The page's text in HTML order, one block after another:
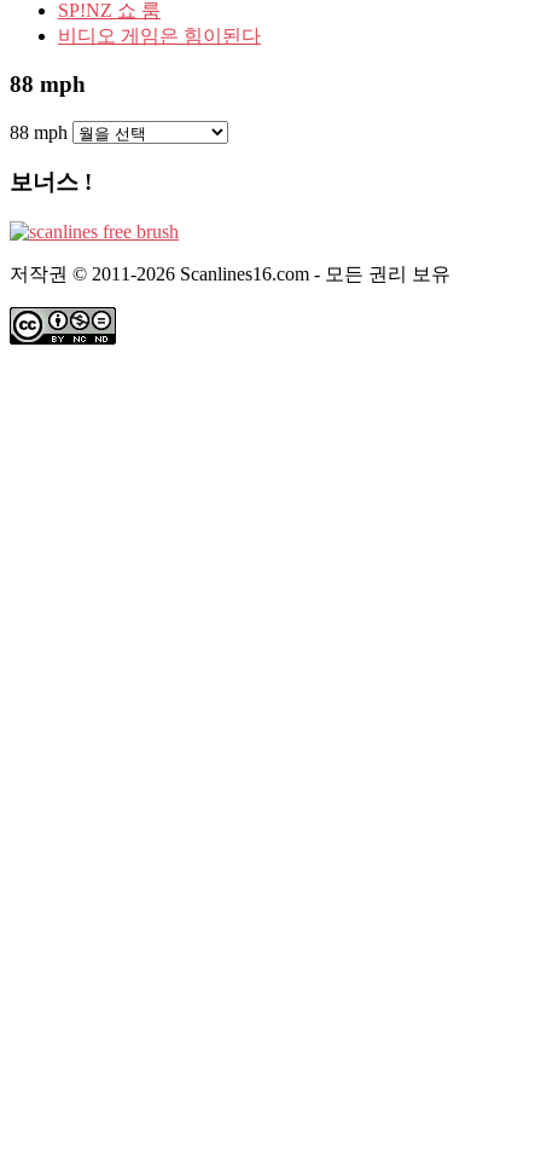
SP!NZ 쇼 룸
비디오 게임은 힘이된다
88 mph
88 mph
보너스 !
저작권 © 2011-2026 Scanlines16.com - 모든 권리 보유